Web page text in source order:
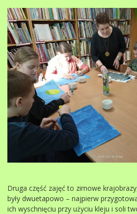
Druga część zajęć to zimowe
były dwuetapowo – najpierw
ich wyschnięciu przy użyciu kleju i soli